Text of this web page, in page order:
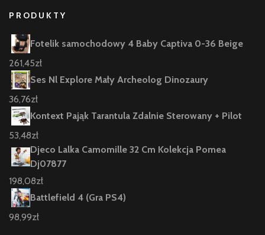
PRODUKTY
Fotelik samochodowy 4 Baby Captiva 0-36 Beige
261,45zł
Ses Nl Explore Mały Archeolog Dinozaury
36,76zł
Kontext Pająk Tarantula Zdalnie Sterowany + Pilot
53,48zł
Djeco Lalka Camomille 32 Cm Kolekcja Pomea
Dj07877
198,08zł
Battlefield 4 (Gra PS4)
98,99zł